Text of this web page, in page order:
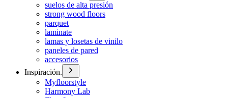
suelos de alta presión
strong wood floors
parquet
laminate
lamas y losetas de vinilo
paneles de pared
accesorios
Inspiración.
Myfloorstyle
Harmony Lab